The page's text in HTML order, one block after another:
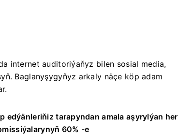
internet auditoriýaňyz bilen sosial media,
Baglanyşygyňyz arkaly näçe köp adam
edýänleriňiz tarapyndan amala aşyrylýan her
60% -e